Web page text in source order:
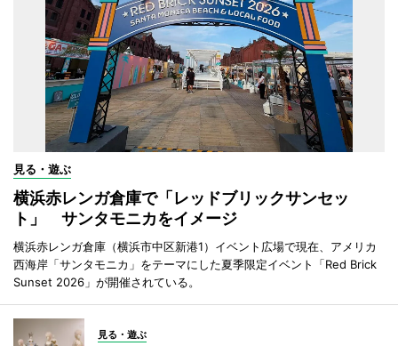
見る・遊ぶ
横浜赤レンガ倉庫で「レッドブリックサンセッ
ト」 サンタモニカをイメージ
横浜赤レンガ倉庫（横浜市中区新港1）イベント広場で現在、アメリカ
西海岸「サンタモニカ」をテーマにした夏季限定イベント「Red Brick
Sunset 2026」が開催されている。
見る・遊ぶ